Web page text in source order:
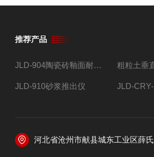
推荐产品
JLD-904陶瓷砖釉面耐磨试验仪 粗粒土垂
JLD-910砂浆推出仪
河北省沧州市献县城东工业区薛